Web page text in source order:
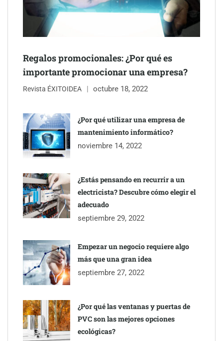
NOVA: innovación y diseño que transforman espacios de la
mano de Tormo Franquicias
Regalos promocionales: ¿Por qué es
importante promocionar una empresa?
Revista ÉXITOIDEA octubre 18, 2022
¿Por qué utilizar una empresa de
mantenimiento informático?
noviembre 14, 2022
¿Estás pensando en recurrir a un
electricista? Descubre cómo elegir el
adecuado
septiembre 29, 2022
Empezar un negocio requiere algo
más que una gran idea
septiembre 27, 2022
¿Por qué las ventanas y puertas de
PVC son las mejores opciones
ecológicas?